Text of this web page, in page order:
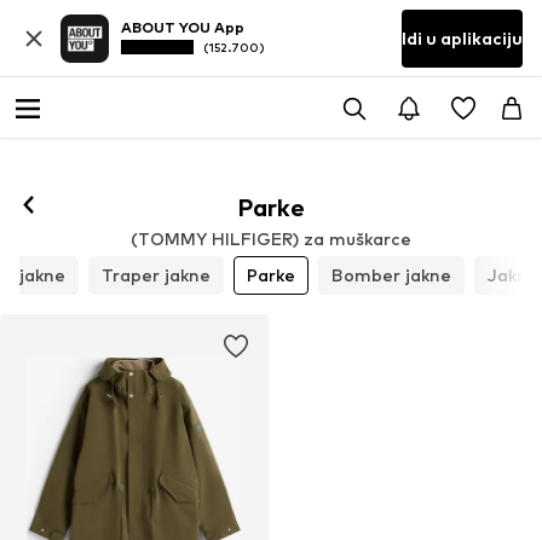
ABOUT YOU App
(152.700) Idi u aplikaciju
Parke
(TOMMY HILFIGER) za muškarce
jakne
Traper jakne Parke Bomber jakne Jakne